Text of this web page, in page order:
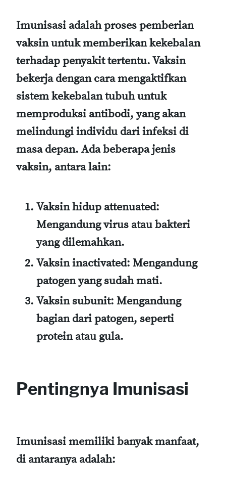
Imunisasi adalah proses pemberian
vaksin untuk memberikan kekebalan
terhadap penyakit tertentu. Vaksin
bekerja dengan cara mengaktifkan
sistem kekebalan tubuh untuk
memproduksi antibodi, yang akan
melindungi individu dari infeksi di
masa depan. Ada beberapa jenis
vaksin, antara lain:
Vaksin hidup attenuated:
Mengandung virus atau bakteri
yang dilemahkan.
Vaksin inactivated: Mengandung
patogen yang sudah mati.
Vaksin subunit: Mengandung
bagian dari patogen, seperti
protein atau gula.
Pentingnya Imunisasi
Imunisasi memiliki banyak manfaat,
di antaranya adalah: